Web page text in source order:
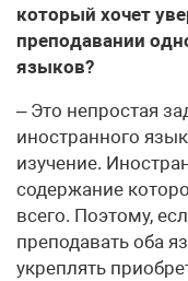
который хочет
преподавании
языков?
– Это непростая
иностранного
изучение.
содержание
всего. Поэтому,
преподавать оба
укреплять